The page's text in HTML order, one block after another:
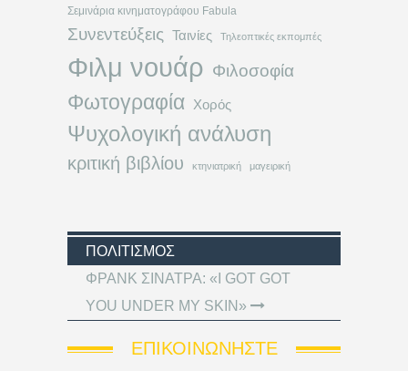
Σεμινάρια κινηματογράφου Fabula
Συνεντεύξεις Ταινίες Τηλεοπτικές εκπομπές
Φιλμ νουάρ Φιλοσοφία
Φωτογραφία Χορός
Ψυχολογική ανάλυση
κριτική βιβλίου κτηνιατρική μαγειρική
ΠΟΛΙΤΙΣΜΌΣ
ΦΡΑΝΚ ΣΙΝΑΤΡΑ: «I GOT GOT
YOU UNDER MY SKIN»
ΕΠΙΚΟΙΝΩΝΉΣΤΕ